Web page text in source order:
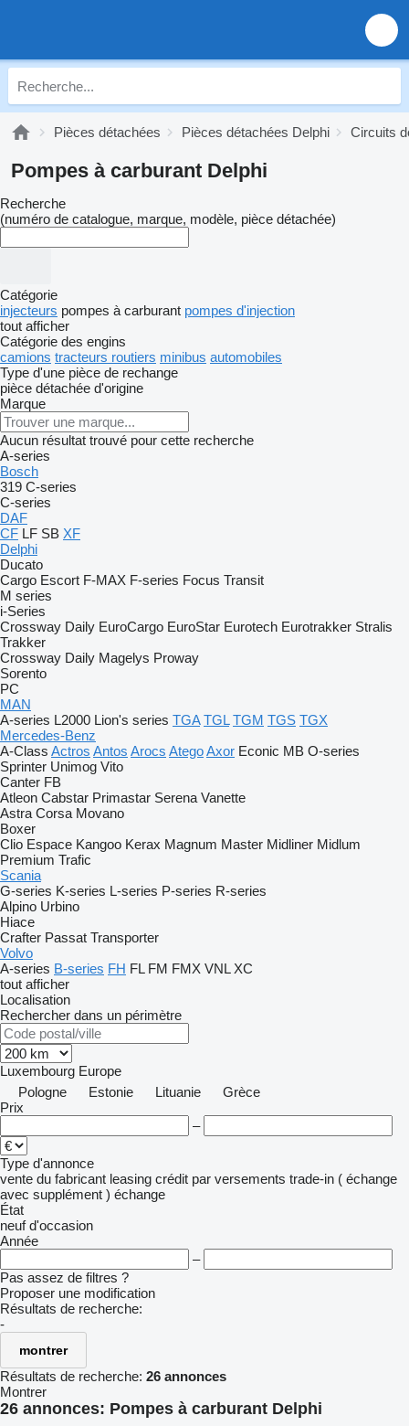
Pièces détachées Pièces détachées Delphi Circuits
Pompes à carburant Delphi
Recherche
(numéro de catalogue, marque, modèle, pièce détachée)
Catégorie
injecteurs pompes à carburant pompes d'injection
tout afficher
Catégorie des engins
camions tracteurs routiers minibus automobiles
Type d'une pièce de rechange
pièce détachée d'origine
Marque
Aucun résultat trouvé pour cette recherche
A-series
Bosch
319 C-series
C-series
DAF
CF LF SB XF
Delphi
Ducato
Cargo Escort F-MAX F-series Focus Transit
M series
i-Series
Crossway Daily EuroCargo EuroStar Eurotech Eurotrakker Stralis
Trakker
Crossway Daily Magelys Proway
Sorento
PC
MAN
A-series L2000 Lion's series TGA TGL TGM TGS TGX
Mercedes-Benz
A-Class Actros Antos Arocs AtegoAxor Econic MB O-series
Sprinter Unimog Vito
Canter FB
Atleon Cabstar Primastar Serena Vanette
Astra Corsa Movano
Boxer
Clio Espace Kangoo Kerax Magnum Master Midliner Midlum
Premium Trafic
Scania
G-series K-series L-series P-series R-series
Alpino Urbino
Hiace
Crafter Passat Transporter
Volvo
A-series B-series FH FL FM FMX VNL XC
tout afficher
Localisation
Rechercher dans un périmètre
Luxembourg Europe
Pologne
Estonie Lituanie
Grèce
Prix
–
Type d'annonce
vente du fabricant leasing crédit par versements trade-in ( échange
avec supplément ) échange
État
neuf d'occasion
Année
–
Pas assez de filtres ?
Proposer une modification
Résultats de recherche:
-
montrer
Résultats de recherche: 26 annonces
Montrer
26 annonces: Pompes à carburant Delphi